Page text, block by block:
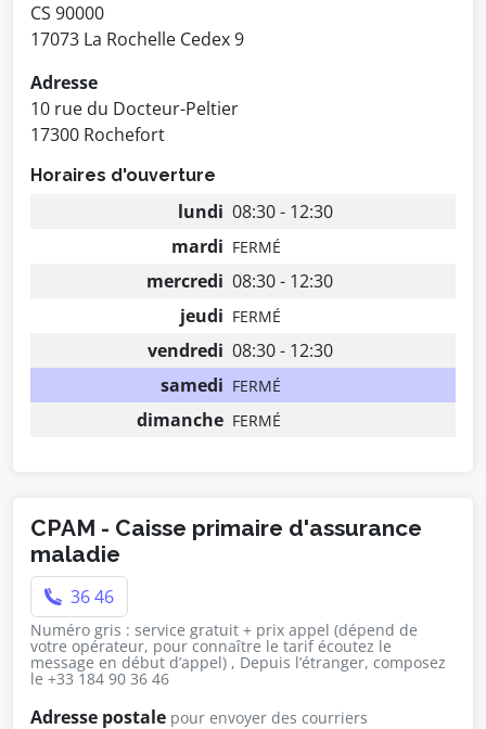
CS 90000
17073 La Rochelle Cedex 9
Adresse
10 rue du Docteur-Peltier
17300 Rochefort
Horaires d'ouverture
lundi 08:30 - 12:30
mardi FERMÉ
mercredi 08:30 - 12:30
jeudi FERMÉ
vendredi 08:30 - 12:30
samedi FERMÉ
dimanche FERMÉ
CPAM - Caisse primaire d'assurance
maladie
36 46
Numéro gris : service gratuit + prix appel (dépend de
votre opérateur, pour connaître le tarif écoutez le
message en début d’appel) , Depuis l’étranger, composez
le +33 184 90 36 46
Adresse postale pour envoyer des courriers